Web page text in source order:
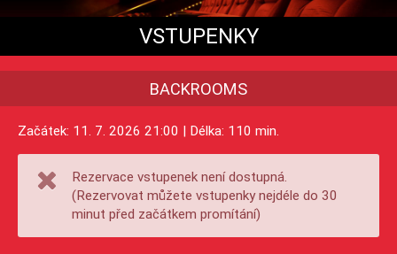
VSTUPENKY
BACKROOMS
Začátek: 11. 7. 2026 21:00 | Délka: 110 min.
Rezervace vstupenek není dostupná.
(Rezervovat můžete vstupenky nejdéle do 30
minut před začátkem promítání)